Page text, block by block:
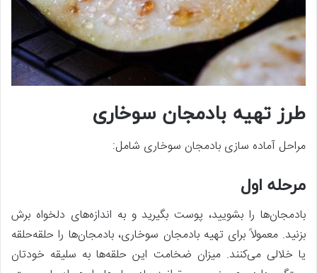
طرز تهیه بادمجان سوخاری
مراحل آماده سازی بادمجان سوخاری شامل:
مرحله اول
بادمجان‌ها را بشویید، پوست بگیرید و به اندازه‌های دلخواه برش
بزنید. معمولاً برای تهیه بادمجان سوخاری، بادمجان‌ها را حلقه‌حلقه
یا خلالی می‌کنند. میزان ضخامت این حلقه‌ها به سلیقه خودتان